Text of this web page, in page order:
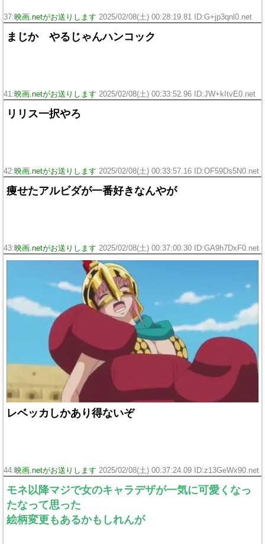
37:映画.netがお送りします 2025/02/08(土) 00:28:19.81 ID:G+jp3qnl0.net
まじか やるじゃんハンコック
41:映画.netがお送りします 2025/02/08(土) 00:33:52.96 ID:JW+kItvE0.net
リリス一択やろ
42:映画.netがお送りします 2025/02/08(土) 00:33:57.16 ID:OF59Ds5N0.net
痩せたアルビダが一番好きなんやが
43:映画.netがお送りします 2025/02/08(土) 00:37:00.30 ID:GA9h7DxF0.net
レベッカしかあり得ないぞ
44:映画.netがお送りします 2025/02/08(土) 00:37:24.09 ID:z13GeWx90.net
モネ以降マジで女のキャラデザが一気に可愛くなっ
たなって思った
絵柄変更もあるかもしれんが